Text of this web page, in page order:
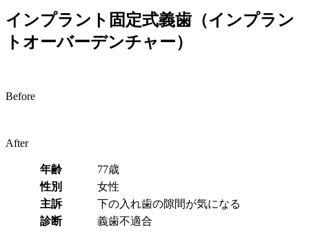
インプラント固定式義歯（インプラン
トオーバーデンチャー）
Before
After
年齢
77歳
性別
女性
主訴
下の入れ歯の隙間が気になる
診断
義歯不適合